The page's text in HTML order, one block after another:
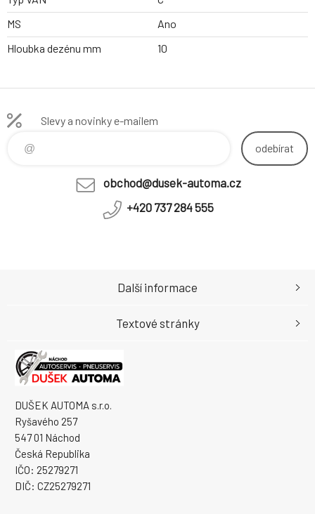
MS
Ano
Hloubka dezénu mm
10
Slevy a novinky e-mailem
odebírat
obchod@dusek-automa.cz
+420 737 284 555
DUŠEK AUTOMA s.r.o.
Ryšavého 257
547 01 Náchod
Česká Republika
IČO: 25279271
DIČ: CZ25279271
Další informace
Textové stránky